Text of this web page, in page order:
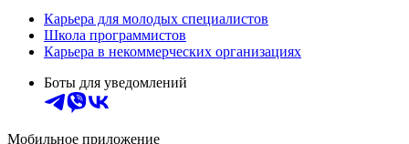
Карьера для молодых специалистов
Школа программистов
Карьера в некоммерческих организациях
Боты для уведомлений
Мобильное приложение